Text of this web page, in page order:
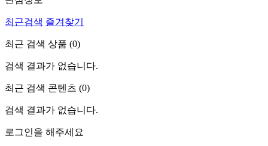
최근검색 즐겨찾기
최근 검색 상품 (0)
검색 결과가 없습니다.
최근 검색 콘텐츠 (0)
검색 결과가 없습니다.
로그인을 해주세요